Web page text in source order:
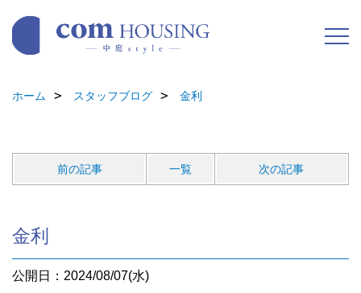
ホーム スタッフブログ 金利
前の記事 一覧 次の記事
金利
公開日：2024/08/07(水)